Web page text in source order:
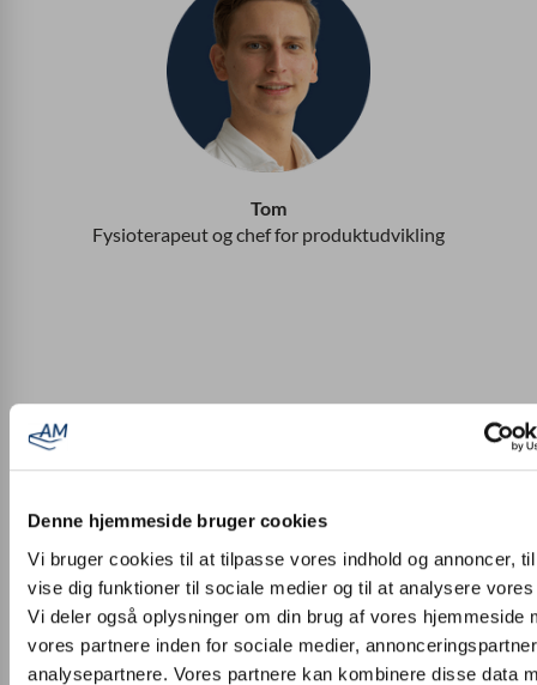
Denne hjemmeside bruger cookies
Vi bruger cookies til at tilpasse vores indhold og annoncer,
vise dig funktioner til sociale medier og til at analysere
Vi deler også oplysninger om din brug af vores hjemmeside
vores partnere inden for sociale medier,
analysepartnere. Vores partnere kan kombinere disse data
Tom
Fysioterapeut og chef for produktudvikling